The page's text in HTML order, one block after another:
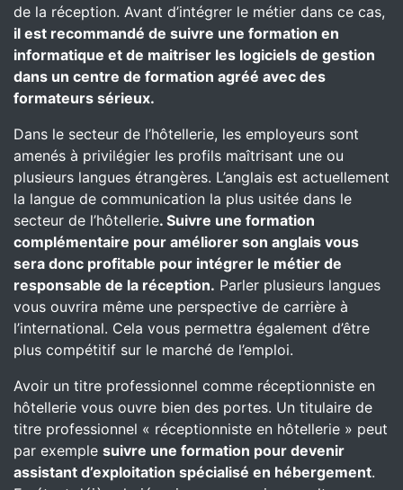
de la réception. Avant d’intégrer le métier dans ce cas,
il est recommandé de suivre une formation en
informatique et de maitriser les logiciels de gestion
dans un centre de formation agréé avec des
formateurs sérieux.
Dans le secteur de l’hôtellerie, les employeurs sont
amenés à privilégier les profils maîtrisant une ou
plusieurs langues étrangères. L’anglais est actuellement
la langue de communication la plus usitée dans le
secteur de l’hôtellerie. Suivre une formation
complémentaire pour améliorer son anglais vous
sera donc profitable pour intégrer le métier de
responsable de la réception. Parler plusieurs langues
vous ouvrira même une perspective de carrière à
l’international. Cela vous permettra également d’être
plus compétitif sur le marché de l’emploi.
Avoir un titre professionnel comme réceptionniste en
hôtellerie vous ouvre bien des portes. Un titulaire de
titre professionnel « réceptionniste en hôtellerie » peut
par exemple suivre une formation pour devenir
assistant d’exploitation spécialisé en hébergement.